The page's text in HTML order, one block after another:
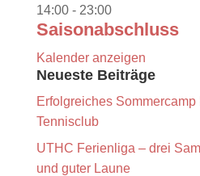
14:00- 23:00
Saisonabschluss
Kalender anzeigen
Neueste Beiträge
Erfolgreiches
Tennisclub
UTHC Ferienliga – drei
und guter Laune